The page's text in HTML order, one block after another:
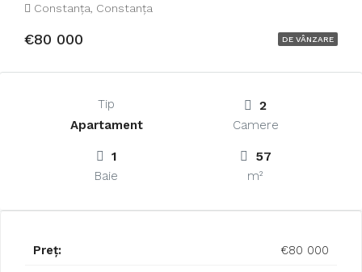
Constanţa, Constanța
€80 000 DE VÂNZARE
Tip
Apartament
2
Camere
1
Baie
57
m²
Preț: €80 000